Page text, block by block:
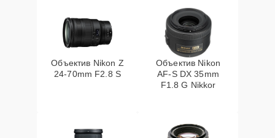
Объектив Nikon Z
24-70mm F2.8 S
Объектив Nikon
AF-S DX 35mm
F1.8 G Nikkor